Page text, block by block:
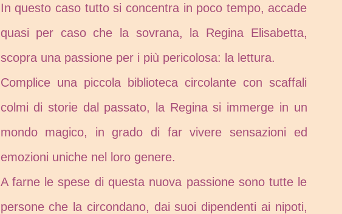
In questo caso tutto si concentra in poco tempo, accade
quasi per caso che la sovrana, la Regina Elisabetta,
scopra una passione per i più pericolosa: la lettura.
Complice una piccola biblioteca circolante con scaffali
colmi di storie dal passato, la Regina si immerge in un
mondo magico, in grado di far vivere sensazioni ed
emozioni uniche nel loro genere.
A farne le spese di questa nuova passione sono tutte le
persone che la circondano, dai suoi dipendenti ai nipoti,